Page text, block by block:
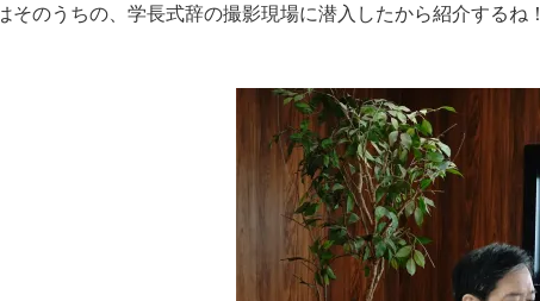
そのうちの、学長式辞の撮影現場に潜入したから紹介するね！